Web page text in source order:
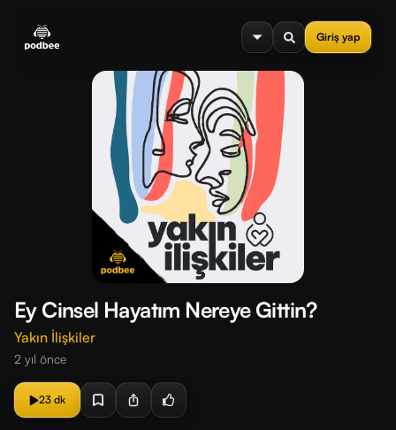
Giriş yap
menu
Ey Cinsel Hayatım Nereye Gittin?
Yakın İlişkiler
2 yıl önce
23 dk